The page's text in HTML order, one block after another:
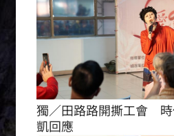
獨／田路路開撕工會　
凱回應